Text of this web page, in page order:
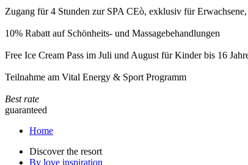
Zugang für 4 Stunden zur SPA CEò, exklusiv für
10% Rabatt auf Schönheits- und Massagebehandlungen
Free Ice Cream Pass im Juli und August für Kinder bis 16
Teilnahme am Vital Energy & Sport Programm
Best rate
guaranteed
Home
Discover the resort
By love inspiration